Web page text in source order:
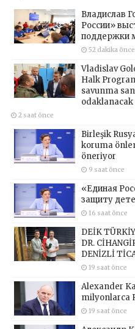
Владислав
России»
поддержки
52 dakika önce
Vladislav
Halk
savunma
odaklanacak
2 saat önce
Birleşik
koruma
öneriyor
9 saat önce
«Единая
защиту
16 saat önce
DEİK
DR.
DENİZLİ
19 saat önce
Alexander
milyonlarca
19 saat önce